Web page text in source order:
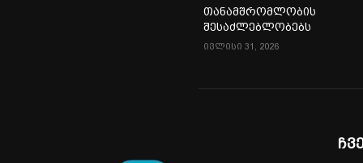
თანამშრომლობის
შესაძლებლობებს
ივლისი 31, 2026